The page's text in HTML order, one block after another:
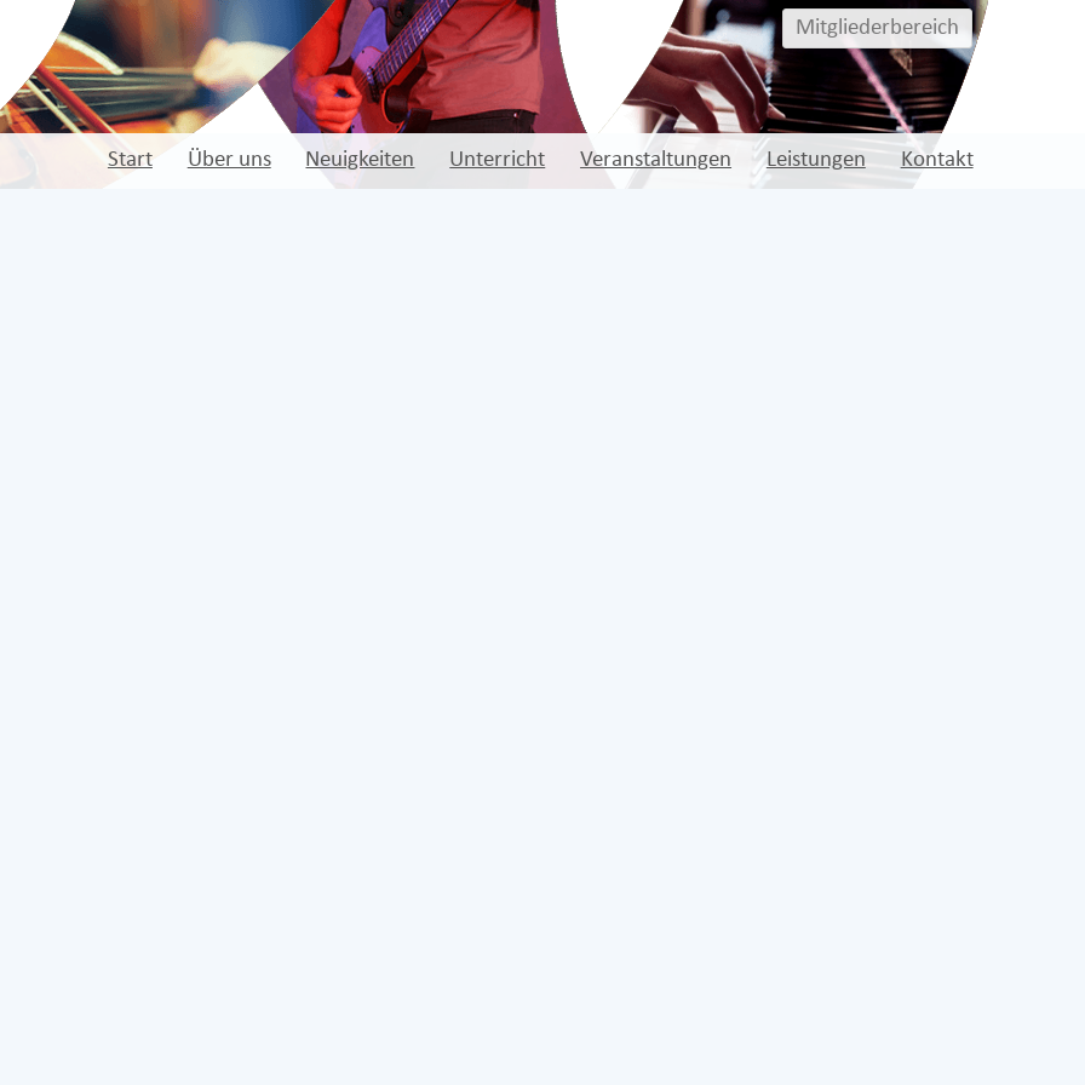
Mitgliederbereich
Start Über uns Neuigkeiten Unterricht Veranstaltungen Leistungen Kontakt